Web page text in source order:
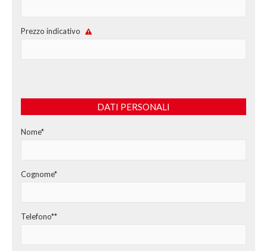
Prezzo indicativo
DATI PERSONALI
Nome*
Cognome*
Telefono**